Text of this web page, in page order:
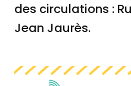
des circulations :
Jean Jaurès.